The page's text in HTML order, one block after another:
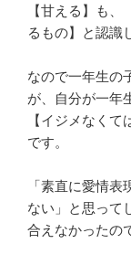
【甘える】も
るもの】と認識
なので一年生の
が、自分が一年
【イジメなく
です。
「素直に愛情
ない」と思って
合えなかったの